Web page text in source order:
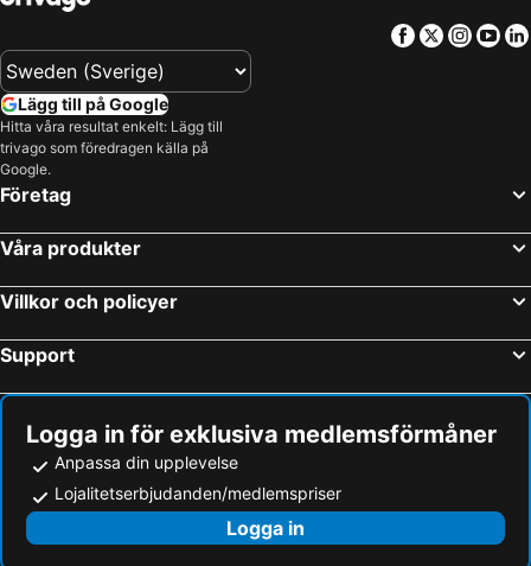
Katomeri, beach hotels
Agios Ioannis - Lefkas, beach hotels
Spartochori, beach hotels
Athani, beach hotels
Amfiloxia, beach hotels
Facebook
Twitter
Lägg till på Google
Hitta våra resultat enkelt: Lägg till
trivago som föredragen källa på
Google.
Företag
Våra produkter
Villkor och policyer
Support
Logga in för exklusiva medlemsförmåner
Anpassa din upplevelse
Lojalitetserbjudanden/medlemspriser
Logga in